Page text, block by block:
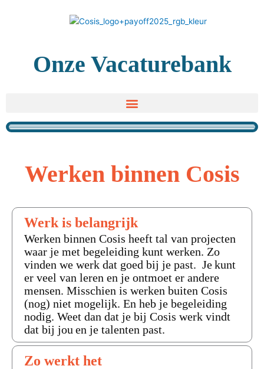
Onze Vacaturebank
Werken binnen Cosis
Werk is belangrijk
Werken binnen Cosis heeft tal van projecten
waar je met begeleiding kunt werken. Zo
vinden we werk dat goed bij je past. Je kunt
er veel van leren en je ontmoet er andere
mensen. Misschien is werken buiten Cosis
(nog) niet mogelijk. En heb je begeleiding
nodig. Weet dan dat je bij Cosis werk vindt
dat bij jou en je talenten past.
Zo werkt het